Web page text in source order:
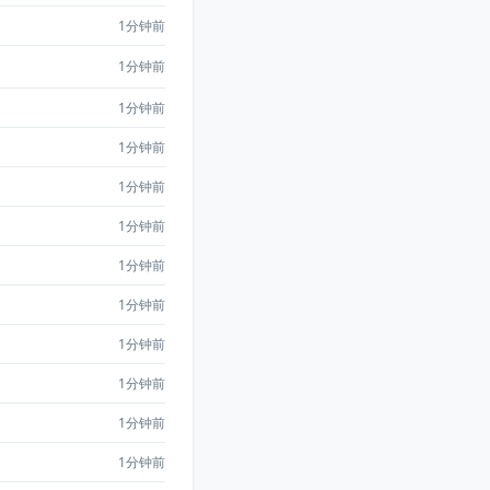
1分钟前
1分钟前
1分钟前
1分钟前
1分钟前
1分钟前
1分钟前
1分钟前
1分钟前
1分钟前
1分钟前
1分钟前